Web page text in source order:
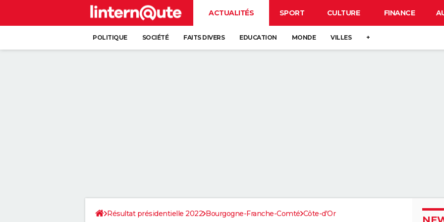
ACTUALITÉS SPORT CULTURE FINANCE
POLITIQUE SOCIÉTÉ FAITS DIVERS EDUCATION MONDE VILLES +
Résultat présidentielle 2022 Bourgogne-Franche-Comté Côte-d'Or